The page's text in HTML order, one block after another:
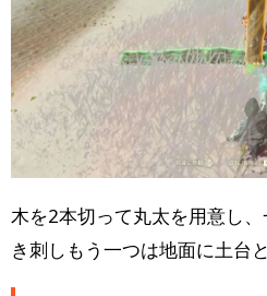
木を2本切って丸太を用意し
き刺しもう一つは地面に土台